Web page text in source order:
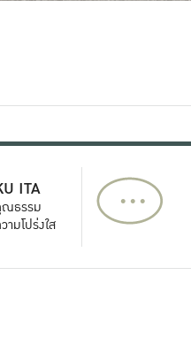
ITA
ธรรม
ามโปร่งใส
...